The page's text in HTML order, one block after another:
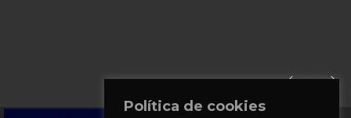
Política de cookies